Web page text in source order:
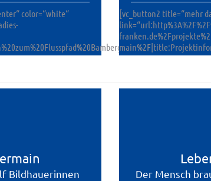
color=“white“
[vc_button2 title=“mehr
Bildhauerinnen
Der Mensch